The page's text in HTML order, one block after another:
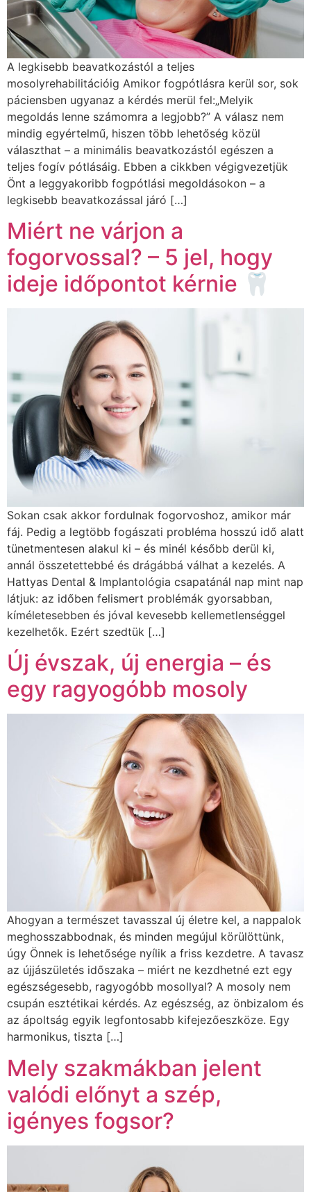
A legkisebb beavatkozástól a teljes
mosolyrehabilitációig Amikor fogpótlásra kerül sor, sok
páciensben ugyanaz a kérdés merül fel:„Melyik
megoldás lenne számomra a legjobb?” A válasz nem
mindig egyértelmű, hiszen több lehetőség közül
választhat – a minimális beavatkozástól egészen a
teljes fogív pótlásáig. Ebben a cikkben végigvezetjük
Önt a leggyakoribb fogpótlási megoldásokon – a
legkisebb beavatkozással járó […]
Miért ne várjon a
fogorvossal? – 5 jel, hogy
ideje időpontot kérnie 🦷
Sokan csak akkor fordulnak fogorvoshoz, amikor már
fáj. Pedig a legtöbb fogászati probléma hosszú idő alatt
tünetmentesen alakul ki – és minél később derül ki,
annál összetettebbé és drágábbá válhat a kezelés. A
Hattyas Dental & Implantológia csapatánál nap mint nap
látjuk: az időben felismert problémák gyorsabban,
kíméletesebben és jóval kevesebb kellemetlenséggel
kezelhetők. Ezért szedtük […]
Új évszak, új energia – és
egy ragyogóbb mosoly
Ahogyan a természet tavasszal új életre kel, a nappalok
meghosszabbodnak, és minden megújul körülöttünk,
úgy Önnek is lehetősége nyílik a friss kezdetre. A tavasz
az újjászületés időszaka – miért ne kezdhetné ezt egy
egészségesebb, ragyogóbb mosollyal? A mosoly nem
csupán esztétikai kérdés. Az egészség, az önbizalom és
az ápoltság egyik legfontosabb kifejezőeszköze. Egy
harmonikus, tiszta […]
Mely szakmákban jelent
valódi előnyt a szép,
igényes fogsor?